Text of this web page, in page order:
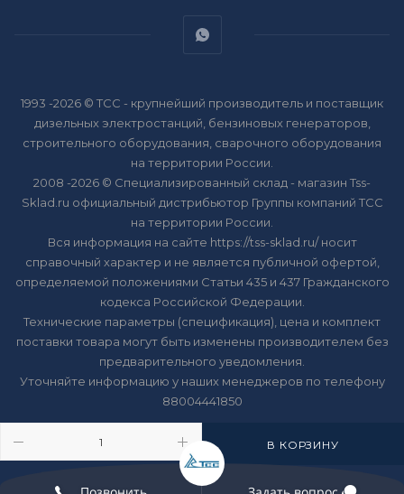
В КОРЗИНУ
1993 -2026 © ТСС - крупнейший производитель и поставщик
дизельных электростанций, бензиновых генераторов,
строительного оборудования, сварочного оборудования
на территории России.
2008 -2026 © Специализированный склад - магазин Tss-
Sklad.ru официальный дистрибьютор Группы компаний ТСС
на территории России.
Вся информация на сайте https://tss-sklad.ru/ носит
справочный характер и не является публичной офертой,
определяемой положениями Статьи 435 и 437 Гражданского
кодекса Российской Федерации.
Технические параметры (спецификация), цена и комплект
поставки товара могут быть изменены производителем без
предварительного уведомления.
Уточняйте информацию у наших менеджеров по телефону
88004441850